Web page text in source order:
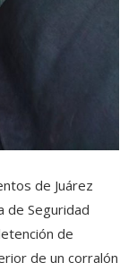
de Juárez
de Seguridad
de
de un corralón